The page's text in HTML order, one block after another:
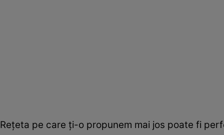
Reţeta pe care ţi-o propunem mai jos poate fi